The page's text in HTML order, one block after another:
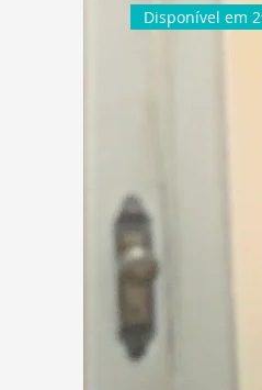
Disponível em